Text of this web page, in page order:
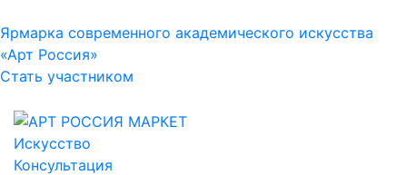
Ярмарка современного академического искусства
«Арт Россия»
Стать участником
Искусство
Консультация